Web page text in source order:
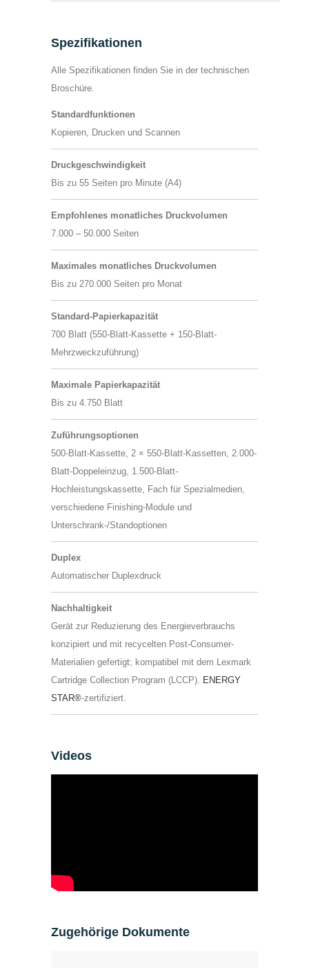
Spezifikationen
Alle Spezifikationen finden Sie in der technischen
Broschüre.
Standardfunktionen
Kopieren, Drucken und Scannen
Druckgeschwindigkeit
Bis zu 55 Seiten pro Minute (A4)
Empfohlenes monatliches Druckvolumen
7.000 – 50.000 Seiten
Maximales monatliches Druckvolumen
Bis zu 270.000 Seiten pro Monat
Standard-Papierkapazität
700 Blatt (550-Blatt-Kassette + 150-Blatt-
Mehrzweckzuführung)
Maximale Papierkapazität
Bis zu 4.750 Blatt
Zuführungsoptionen
500-Blatt-Kassette, 2 × 550-Blatt-Kassetten, 2.000-
Blatt-Doppeleinzug, 1.500-Blatt-
Hochleistungskassette, Fach für Spezialmedien,
verschiedene Finishing-Module und
Unterschrank-/Standoptionen
Duplex
Automatischer Duplexdruck
Nachhaltigkeit
Gerät zur Reduzierung des Energieverbrauchs
konzipiert und mit recycelten Post-Consumer-
Materialien gefertigt; kompatibel mit dem Lexmark
Cartridge Collection Program (LCCP). ENERGY
STAR®-zertifiziert.
Videos
Zugehörige Dokumente